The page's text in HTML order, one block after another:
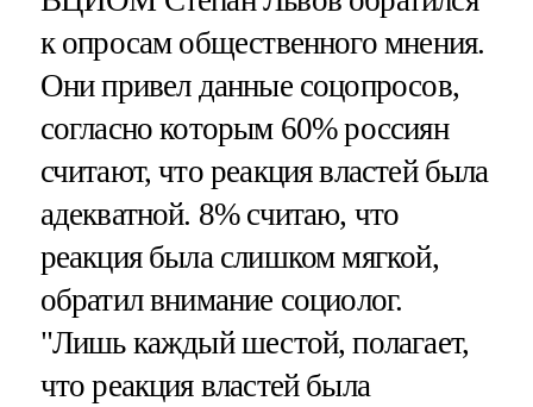
к опросам общественного мнения.
Они привел данные соцопросов,
согласно которым 60% россиян
считают, что реакция властей была
адекватной. 8% считаю, что
реакция была слишком мягкой,
обратил внимание социолог.
"Лишь каждый шестой, полагает,
что реакция властей была